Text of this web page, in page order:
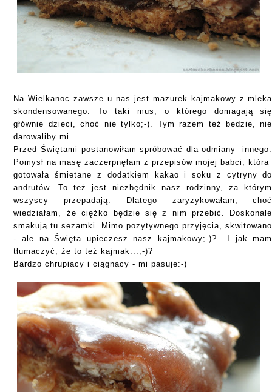
Na Wielkanoc zawsze u nas jest mazurek kajmakowy z mleka
skondensowanego. To taki mus, o którego domagają się
głównie dzieci, choć nie tylko;-). Tym razem też będzie, nie
darowaliby mi...
Przed Świętami postanowiłam spróbować dla odmiany innego.
Pomysł na masę zaczerpnęłam z przepisów mojej babci, która
gotowała śmietanę z dodatkiem kakao i soku z cytryny do
andrutów. To też jest niezbędnik nasz rodzinny, za którym
wszyscy przepadają. Dlatego zaryzykowałam, choć
wiedziałam, że ciężko będzie się z nim przebić. Doskonale
smakują tu sezamki. Mimo pozytywnego przyjęcia, skwitowano
- ale na Święta upieczesz nasz kajmakowy;-)? I jak mam
tłumaczyć, że to też kajmak...;-)?
Bardzo chrupiący i ciągnący - mi pasuje:-)